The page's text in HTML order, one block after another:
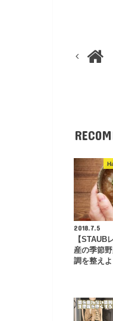
2018.7.5
【STAUB
産の季節
調を整えよ